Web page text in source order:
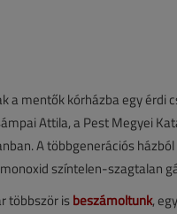
a mentők kórházba egy
Attila, a Pest Megyei
A többgenerációs
színtelen-szagtalan
többször isbeszámoltunk,